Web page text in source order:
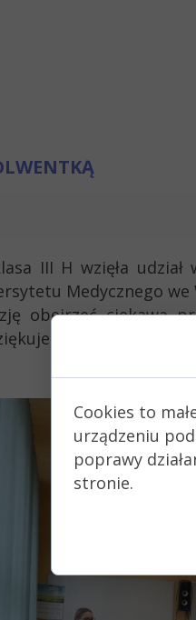
III H wzięła
Medycznego we
obejrzeć ciekawą
pani Patrycji
Cookies to
urządzeniu
poprawy
stronie.